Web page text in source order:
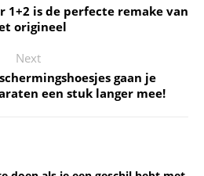
1+2 is de perfecte remake van
origineel
Next
gaan je
een stuk langer mee!